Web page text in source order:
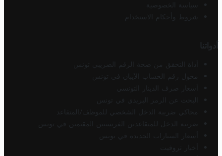
سياسة الخصوصية
شروط وأحكام الاستخدام
أدواتنا
أداة التحقق من صحة الرقم الضريبي تونس
محول رقم الحساب الآيبان في تونس
أسعار صرف الدينار التونسي
البحث عن الرمز البريدي في تونس
محاكي ضريبة الدخل الشخصي للموظف/المتقاعد
ضريبة الدخل للمتقاعدين الفرنسيين المقيمين في تونس
أسعار السيارات الجديدة في تونس
أخبار تروفيت